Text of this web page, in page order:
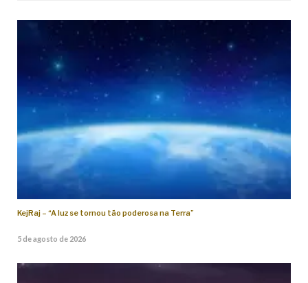
KejRaj – “A luz se tornou tão poderosa na Terra”
5 de agosto de 2026